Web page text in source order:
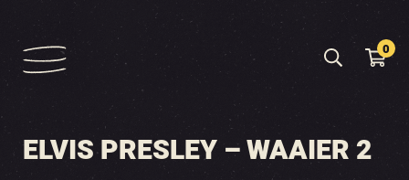
0
ELVIS PRESLEY – WAAIER 2